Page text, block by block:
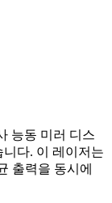
능동 미러 디스
다. 이 레이저는
출력을 동시에